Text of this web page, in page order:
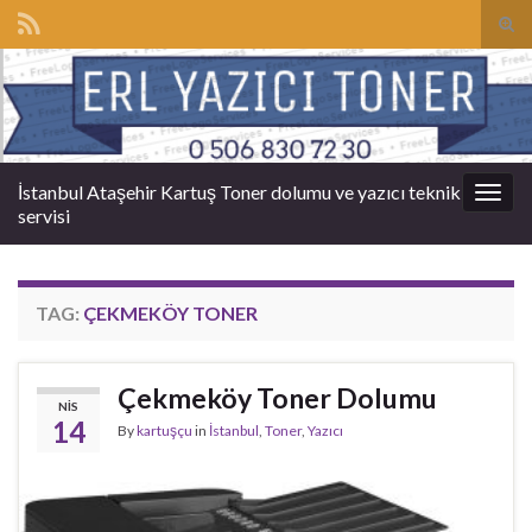
Search for:
İstanbul Ataşehir Kartuş Toner dolumu ve yazıcı teknik
servisi
TAG: ÇEKMEKÖY TONER
NIS
14
Çekmeköy Toner Dolumu
Bykartuşçu in İstanbul Toner, Yazıcı